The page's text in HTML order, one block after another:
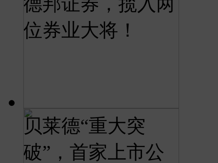
位券业大将！
贝莱德“重大突
破”，首家上市公